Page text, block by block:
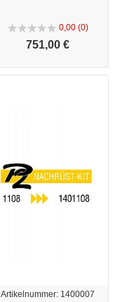
0,00 (0)
751,00 €
Artikelnummer: 1400007